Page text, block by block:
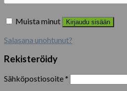
Muista minut Kirjaudu sisään
Salasana unohtunut?
Rekisteröidy
Sähköpostiosoite*